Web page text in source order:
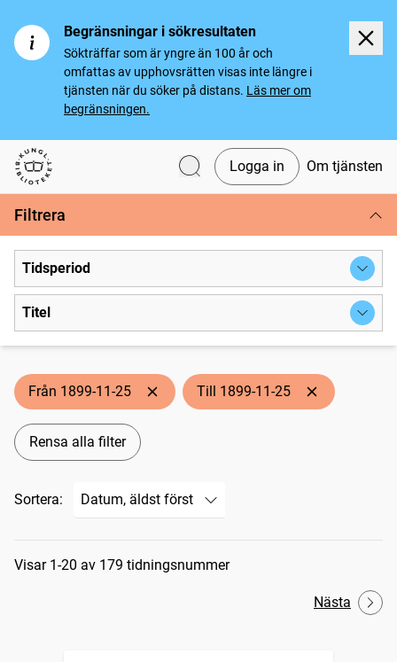
Begränsningar i sökresultaten
Sökträffar som är yngre än 100 år och
omfattas av upphovsrätten visas inte längre i
tjänsten när du söker på distans. Läs mer om
begränsningen.
Svenska tidningar
Logga in Om tjänsten
Filtrera
Tidsperiod
Titel
Från 1899-11-25 Till 1899-11-25
Rensa alla filter
Sortera:
Sökresultat
Visar 1-20 av 179 tidningsnummer
Nästa